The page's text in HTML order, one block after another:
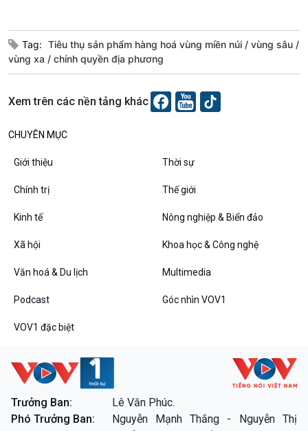
Thanh âm ký sự
Các chương trình đặc biệt
Tag: Tiêu thụ sản phẩm hàng hoá vùng miền núi
vùng sâu
vùng xa
chính quyền địa phương
Xem trên các nền tảng khác
CHUYÊN MỤC
Giới thiệu Thời sự
Chính trị Thế giới
Kinh tế Nông nghiệp & Biển đảo
Xã hội Khoa học & Công nghệ
Văn hoá & Du lịch Multimedia
Podcast Góc nhìn VOV1
VOV1 đặc biệt
Trưởng Ban:
Lê Văn Phúc.
Phó Trưởng Ban:
Nguyễn Mạnh Thắng - Nguyễn Thị